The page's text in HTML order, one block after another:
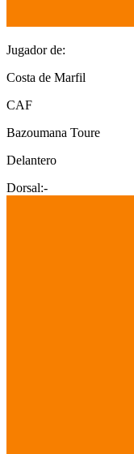
Jugador de:
Costa de Marfil
CAF
Bazoumana Toure
Delantero
Dorsal:-